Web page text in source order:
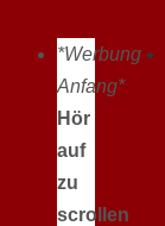
*Werbung
Anfang*
Hör
auf
zu
scrollen